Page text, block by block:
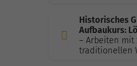
Historisches
Aufbaukurs:
– Arbeiten mit
traditionellen